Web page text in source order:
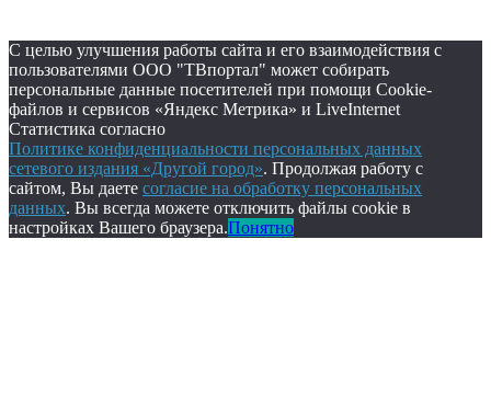
С целью улучшения работы сайта и его взаимодействия с
пользователями ООО "ТВпортал" может собирать
персональные данные посетителей при помощи Cookie-
файлов и сервисов «Яндекс Метрика» и LiveInternet
Статистика согласно
Политике конфиденциальности персональных данных
сетевого издания «Другой город». Продолжая работу с
сайтом, Вы даете согласие на обработку персональных
данных. Вы всегда можете отключить файлы cookie в
настройках Вашего браузера.Понятно